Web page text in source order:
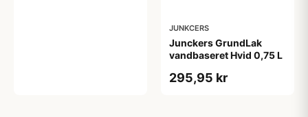
JUNKCERS
Junckers GrundLak
vandbaseret Hvid 0,75 L
295,95 kr